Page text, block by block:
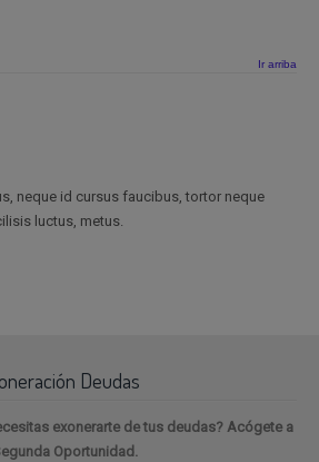
Ir arriba
neque id cursus faucibus, tortor neque
luctus, metus.
Deudas
exonerarte de tus deudas? Acógete a
Oportunidad.